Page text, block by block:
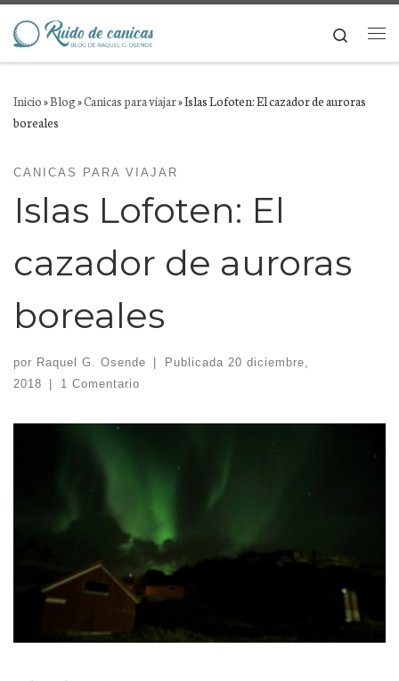
Saltar al contenido
Search
Inicio»Blog»Canicas para viajar»Islas Lofoten: El cazador de auroras
boreales
CANICAS PARA VIAJAR
Islas Lofoten: El
cazador de auroras
boreales
por Raquel G. Osende Publicada 20 diciembre,
2018
1 Comentario